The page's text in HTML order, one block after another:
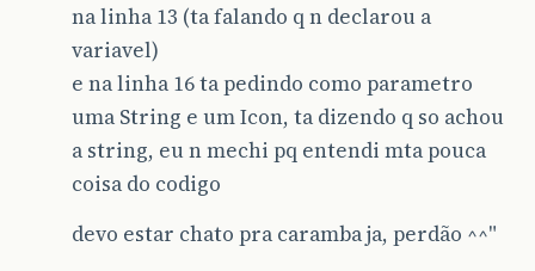
na linha 13 (ta falando q n declarou a
variavel)
e na linha 16 ta pedindo como parametro
uma String e um Icon, ta dizendo q so achou
a string, eu n mechi pq entendi mta pouca
coisa do codigo
devo estar chato pra caramba ja, perdão ^^"